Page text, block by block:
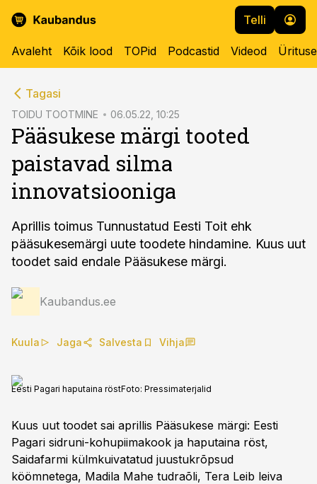
Telli
Avaleht Kõik lood TOPid Podcastid Videod
Tagasi
TOIDU TOOTMINE 06.05.22, 10:25
Pääsukese märgi tooted
paistavad silma
innovatsiooniga
Aprillis toimus Tunnustatud Eesti Toit ehk
pääsukesemärgi uute toodete hindamine. Kuus uut
toodet said endale Pääsukese märgi.
Kaubandus.ee
Kuula Jaga Salvesta Vihja
Eesti Pagari haputaina röstFoto: Pressimaterjalid
Kuus uut toodet sai aprillis Pääsukese märgi: Eesti
Pagari sidruni-kohupiimakook ja haputaina röst,
Saidafarmi külmkuivatatud juustukrõpsud
köömnetega, Madila Mahe tudraõli, Tera Leib leiva